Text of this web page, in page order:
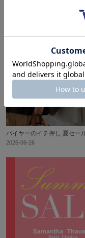
「タイムレス」と「モダン
2026-07-02 | POLO RALPH
バイヤーのイチ押し 夏セー
2026-06-26